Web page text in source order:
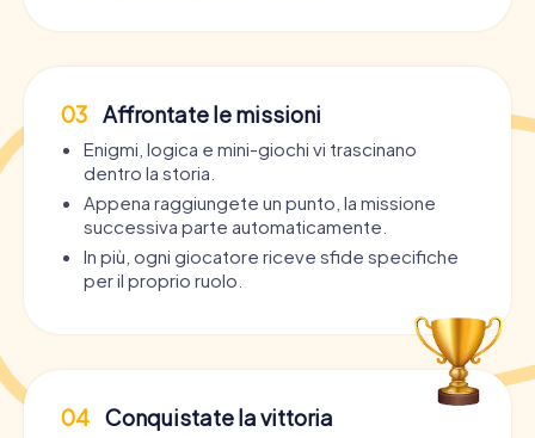
03 Affrontate le missioni
Enigmi, logica e mini-giochi vi trascinano
dentro la storia.
Appena raggiungete un punto, la missione
successiva parte automaticamente.
In più, ogni giocatore riceve sfide specifiche
per il proprio ruolo.
04 Conquistate la vittoria